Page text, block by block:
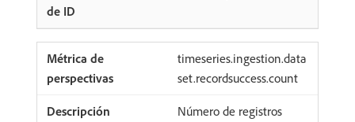
timeseries.ingestion.data
set.recordsuccess.count
Número de registros